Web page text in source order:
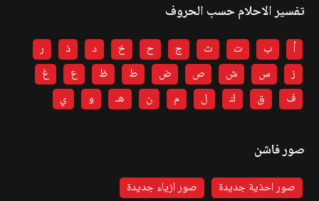
تفسير الاحلام حسب الحروف
أ ب ت ث ج ح خ د ذ
ر
ز
س ش ص ض ط ظ ع
غ
ف
ق ك ل م ن هـ و ي
صور فاشن
صور احذية جديدة
صور ازياء جديدة